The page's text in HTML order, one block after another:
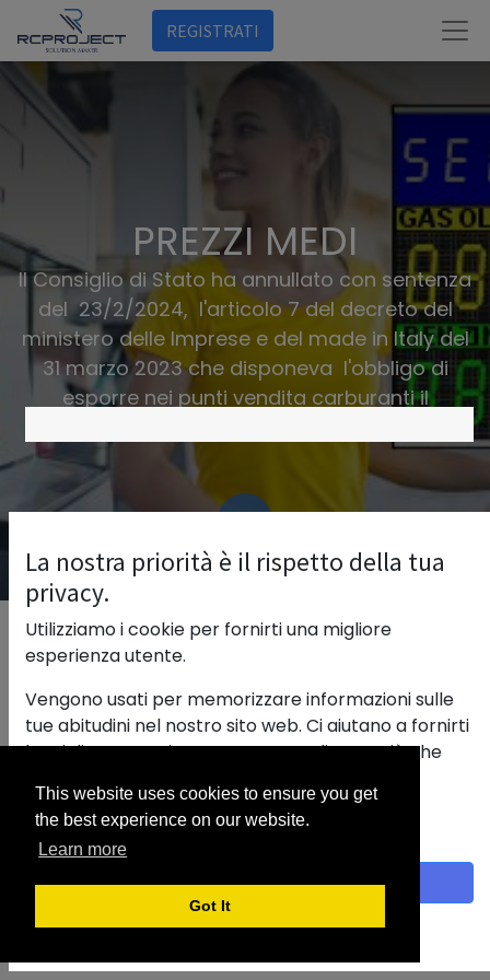
This website uses cookies to ensure you get
the best experience on our website.
Learn more
Got It
REGISTRATI
PREZZI MEDI
Il Consiglio di Stato ha annullato con sentenza
del 23/2/2024, l'articolo 7 del decreto del
ministero delle Imprese e del made in Italy del
31 marzo 2023 che disponeva l'obbligo di
esporre nei punti vendita carburanti il
Our blog PREZZI MEDI
Nessun problema ... i nostri display
possono essere semplicemete
riprogrammati in display Prezzi
applicati
La nostra priorità è il rispetto della tua
privacy.
Utilizziamo i cookie per fornirti una migliore
esperienza utente.
Vengono usati per memorizzare informazioni sulle
tue abitudini nel nostro sito web. Ci aiutano a fornirti
la migliore esperienza e a personalizzare ciò che
Con un clic sul banner fornisci il consenso alla
raccolta dei dati.
Accetto
Politica sui cookie